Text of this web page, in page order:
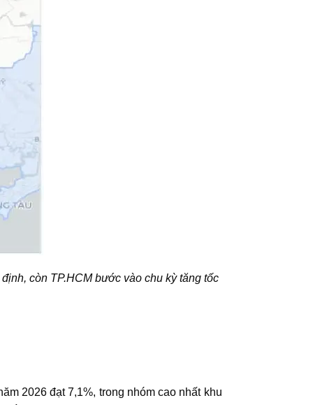
còn TP.HCM bước vào chu kỳ tăng tốc
2026 đạt 7,1%, trong nhóm cao nhất khu